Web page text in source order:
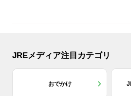
JREメディア注目カテゴリ
おでかけ